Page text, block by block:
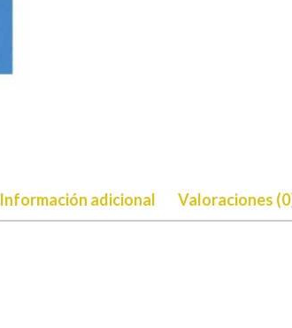
Información adicional Valoraciones